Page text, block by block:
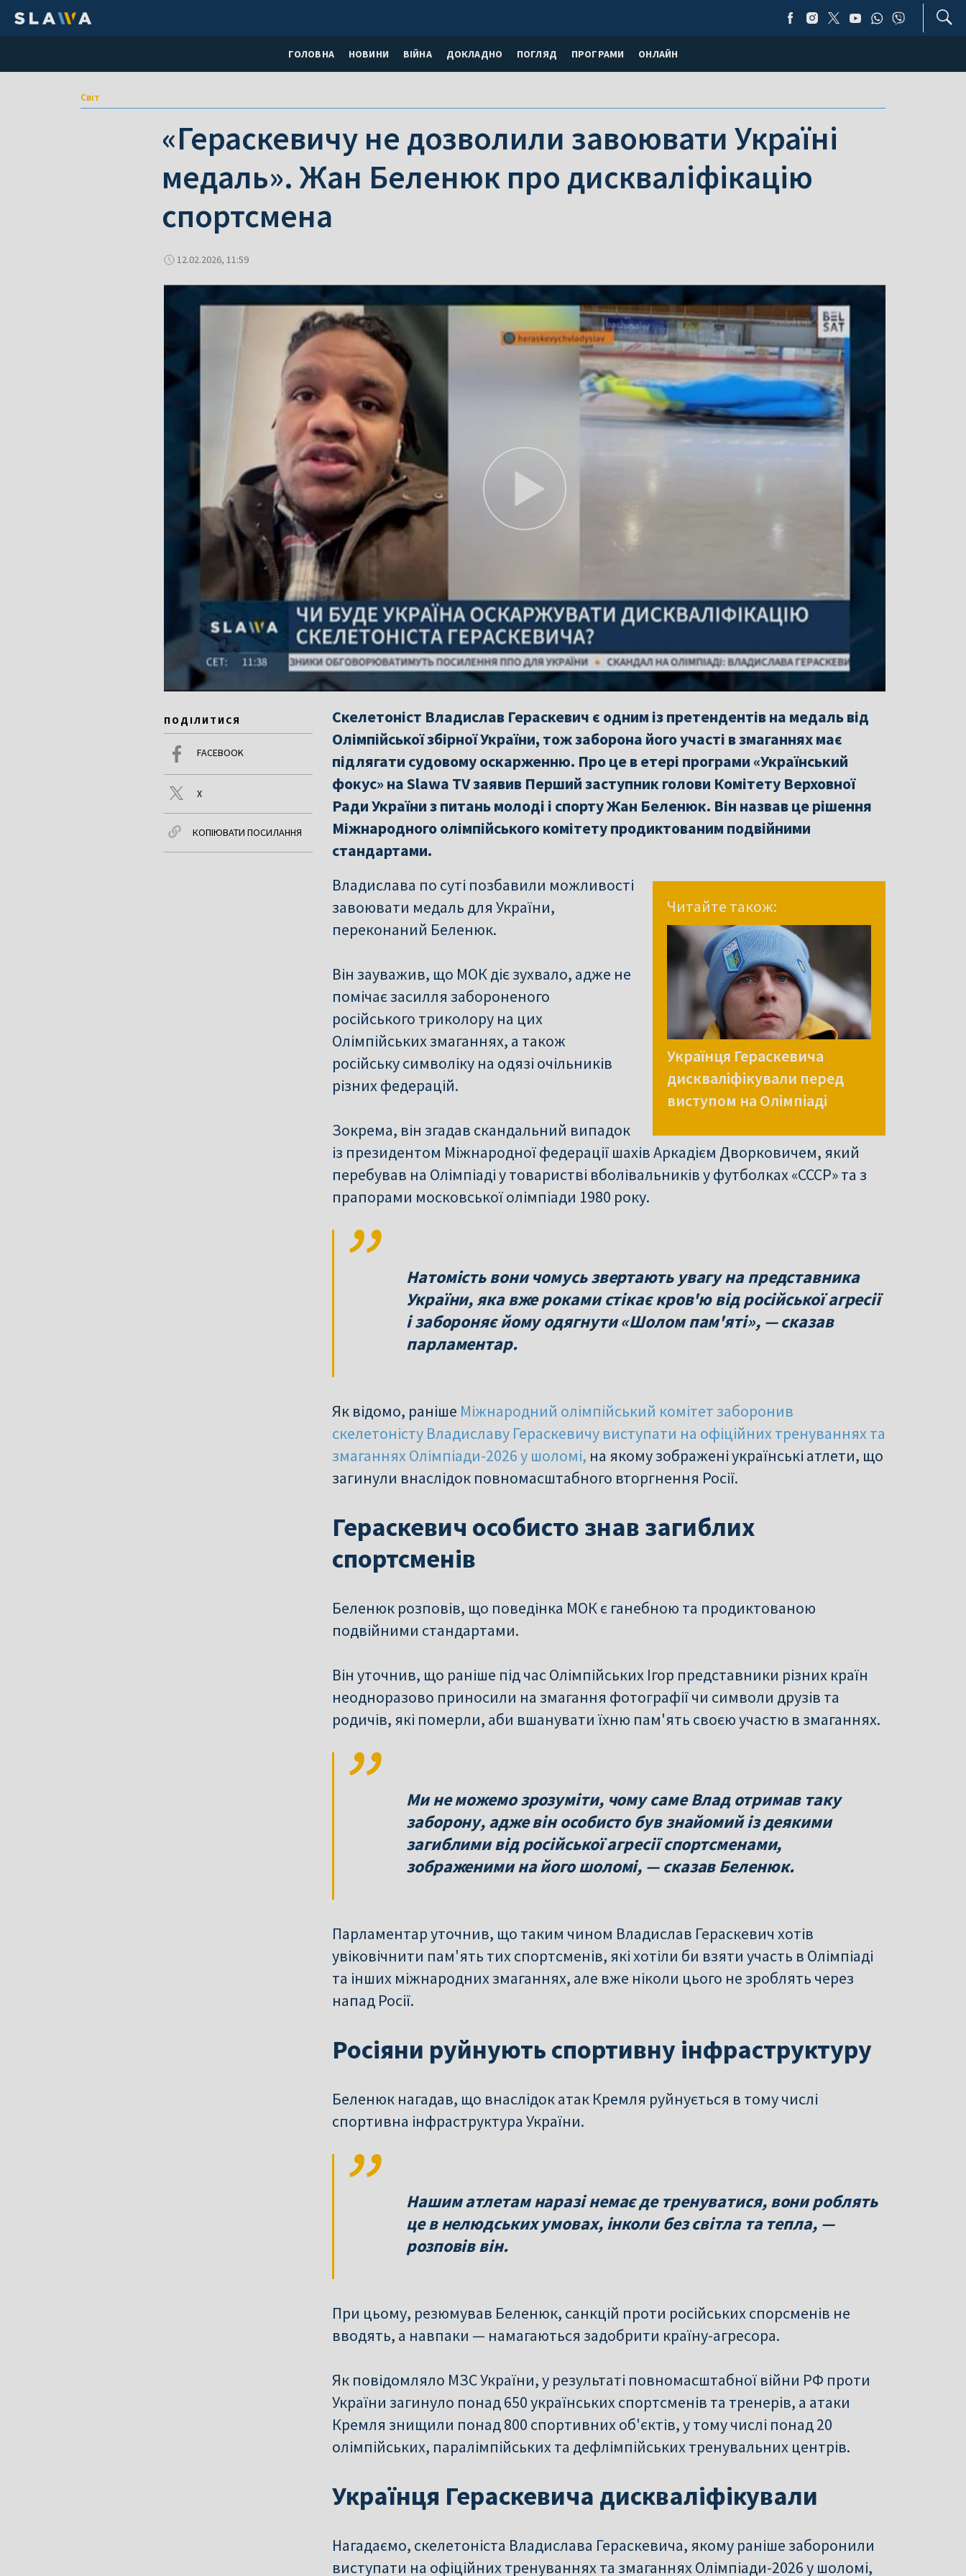
ГОЛОВНА НОВИНИ ВІЙНА ДОКЛАДНО ПОГЛЯД ПРОГРАМИ ОНЛАЙН
Світ
«Гераскевичу не дозволили завоювати Україні
медаль». Жан Беленюк про дискваліфікацію
спортсмена
12.02.2026, 11:59
ПОДІЛИТИСЯ
FACEBOOK
X
КОПІЮВАТИ ПОСИЛАННЯ
Скелетоніст Владислав Гераскевич є одним із претендентів на медаль від
Олімпійської збірної України, тож заборона його участі в змаганнях має
підлягати судовому оскарженню. Про це в етері програми «Український
фокус» на Slawa TV заявив Перший заступник голови Комітету Верховної
Ради України з питань молоді і спорту Жан Беленюк. Він назвав це рішення
Міжнародного олімпійського комітету продиктованим подвійними
стандартами.
Читайте також:
Українця Гераскевича
дискваліфікували перед
виступом на Олімпіаді
Владислава по суті позбавили можливості
завоювати медаль для України,
переконаний Беленюк.
Він зауважив, що МОК діє зухвало, адже не
помічає засилля забороненого
російського триколору на цих
Олімпійських змаганнях, а також
російську символіку на одязі очільників
різних федерацій.
Зокрема, він згадав скандальний випадок
із президентом Міжнародної федерації шахів Аркадієм Дворковичем, який
перебував на Олімпіаді у товаристві вболівальників у футболках «СССР» та з
прапорами московської олімпіади 1980 року.
Натомість вони чомусь звертають увагу на представника
України, яка вже роками стікає кров'ю від російської агресії
і забороняє йому одягнути «Шолом пам'яті», — сказав
парламентар.
Як відомо, раніше Міжнародний олімпійський комітет заборонив
скелетоністу Владиславу Гераскевичу виступати на офіційних тренуваннях та
змаганнях Олімпіади-2026 у шоломі, на якому зображені українські атлети, що
загинули внаслідок повномасштабного вторгнення Росії.
Гераскевич особисто знав загиблих
спортсменів
Беленюк розповів, що поведінка МОК є ганебною та продиктованою
подвійними стандартами.
Він уточнив, що раніше під час Олімпійських Ігор представники різних країн
неодноразово приносили на змагання фотографії чи символи друзів та
родичів, які померли, аби вшанувати їхню пам'ять своєю участю в змаганнях.
Ми не можемо зрозуміти, чому саме Влад отримав таку
заборону, адже він особисто був знайомий із деякими
загиблими від російської агресії спортсменами,
зображеними на його шоломі, — сказав Беленюк.
Парламентар уточнив, що таким чином Владислав Гераскевич хотів
увіковічнити пам'ять тих спортсменів, які хотіли би взяти участь в Олімпіаді
та інших міжнародних змаганнях, але вже ніколи цього не зроблять через
напад Росії.
Росіяни руйнують спортивну інфраструктуру
Беленюк нагадав, що внаслідок атак Кремля руйнується в тому числі
спортивна інфраструктура України.
Нашим атлетам наразі немає де тренуватися, вони роблять
це в нелюдських умовах, інколи без світла та тепла, —
розповів він.
При цьому, резюмував Беленюк, санкцій проти російських спорсменів не
вводять, а навпаки — намагаються задобрити країну-агресора.
Як повідомляло МЗС України, у результаті повномасштабної війни РФ проти
України загинуло понад 650 українських спортсменів та тренерів, а атаки
Кремля знищили понад 800 спортивних об'єктів, у тому числі понад 20
олімпійських, паралімпійських та дефлімпійських тренувальних центрів.
Українця Гераскевича дискваліфікували
Нагадаємо, скелетоніста Владислава Гераскевича, якому раніше заборонили
виступати на офіційних тренуваннях та змаганнях Олімпіади-2026 у шоломі,